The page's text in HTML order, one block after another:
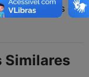
através do
Similares